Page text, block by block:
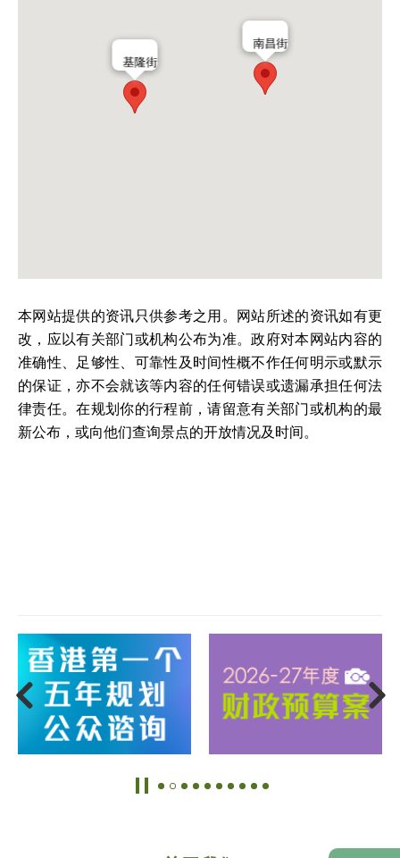
基隆街
南昌街
本网站提供的资讯只供参考之用。网站所述的资讯如有更
改，应以有关部门或机构公布为准。政府对本网站内容的
准确性、足够性、可靠性及时间性概不作任何明示或默示
的保证，亦不会就该等内容的任何错误或遗漏承担任何法
律责任。在规划你的行程前，请留意有关部门或机构的最
新公布，或向他们查询景点的开放情况及时间。